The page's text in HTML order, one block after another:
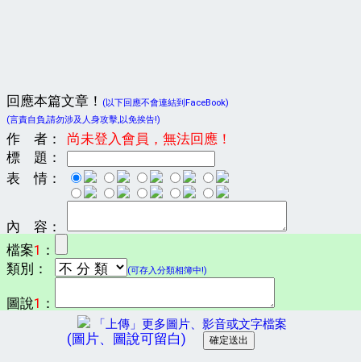
回應本篇文章！
(以下回應不會連結到FaceBook)
(言責自負,請勿涉及人身攻擊,以免挨告!)
作 者：
尚未登入會員，無法回應！
標 題：
表 情：
內 容：
檔案1 ：
類別：
(可存入分類相簿中!)
圖說1 ：
「上傳」更多圖片、影音或文字檔案
(圖片、圖說可留白)